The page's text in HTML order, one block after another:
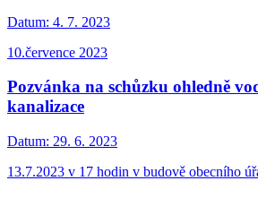
Datum: 4. 7. 2023
10.července 2023
Pozvánka na schůzku ohledně
kanalizace
Datum: 29. 6. 2023
13.7.2023 v 17 hodin v budově obecního